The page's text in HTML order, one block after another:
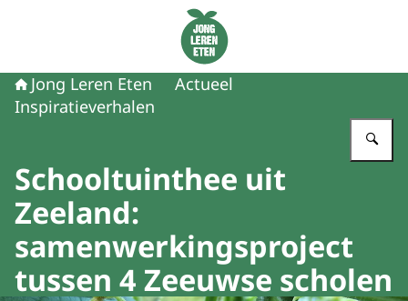
Naar de homepage van Jong Leren Eten
Jong Leren Eten
Actueel
Inspiratieverhalen
Schooltuinthee uit
Zeeland:
samenwerkingsproject
tussen 4 Zeeuwse scholen